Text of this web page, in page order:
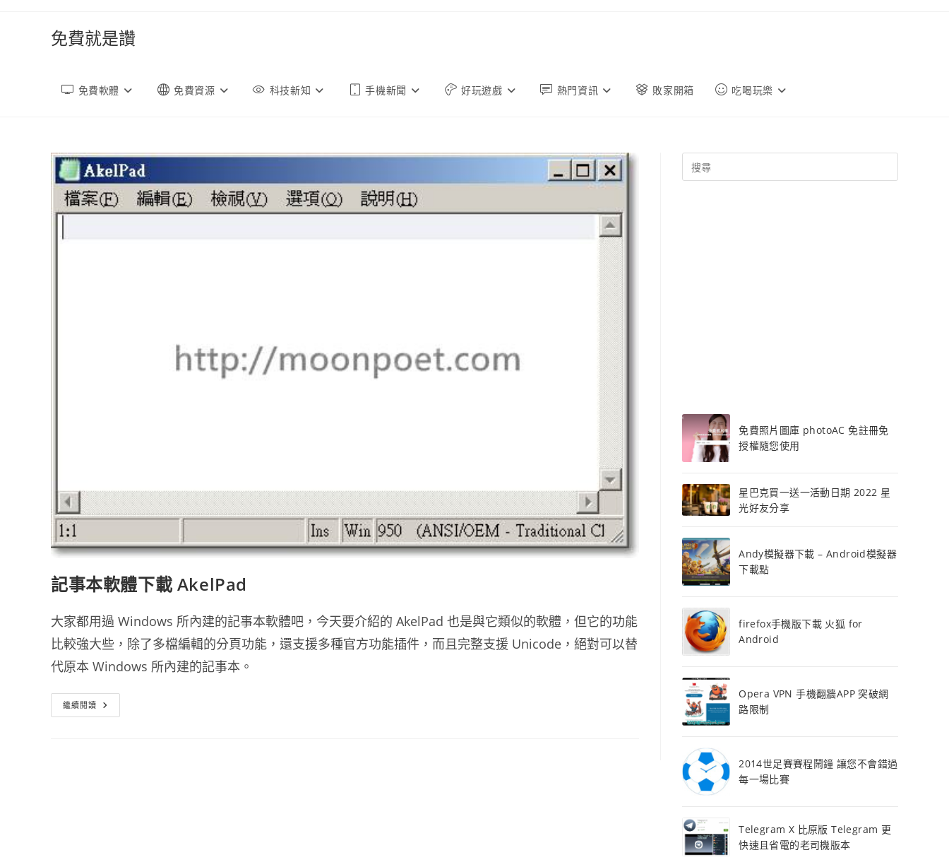
免費就是讚
免費軟體 免費資源 科技新知 手機新聞 好玩遊戲 熱門資訊 敗家開箱 吃喝玩樂
記事本軟體下載 AkelPad
大家都用過 Windows 所內建的記事本軟體吧，今天要介紹的 AkelPad 也是與它類似的軟體，但它的功能
比較強大些，除了多檔編輯的分頁功能，還支援多種官方功能插件，而且完整支援 Unicode，絕對可以替
代原本 Windows 所內建的記事本。
繼續閱讀 記
事
免費照片圖庫 photoAC 免註冊免
授權隨您使用
星巴克買一送一活動日期 2022 星
光好友分享
Andy模擬器下載 – Android模擬器
下載點
firefox手機版下載 火狐 for
Android
Opera VPN 手機翻牆APP 突破網
路限制
2014世足賽賽程鬧鐘 讓您不會錯過
每一場比賽
Telegram X 比原版 Telegram 更
快速且省電的老司機版本